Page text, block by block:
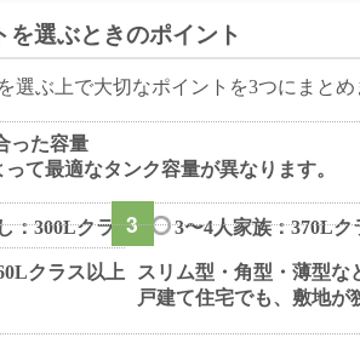
選ぶときのポイント
選ぶ上で大切なポイントを3つにまと
った容量
て最適なタンク容量が異なります。
：300Lクラス 3〜4人家族：370Lク
クラス以上
スリム型・角型・薄型な
戸建て住宅でも、敷地